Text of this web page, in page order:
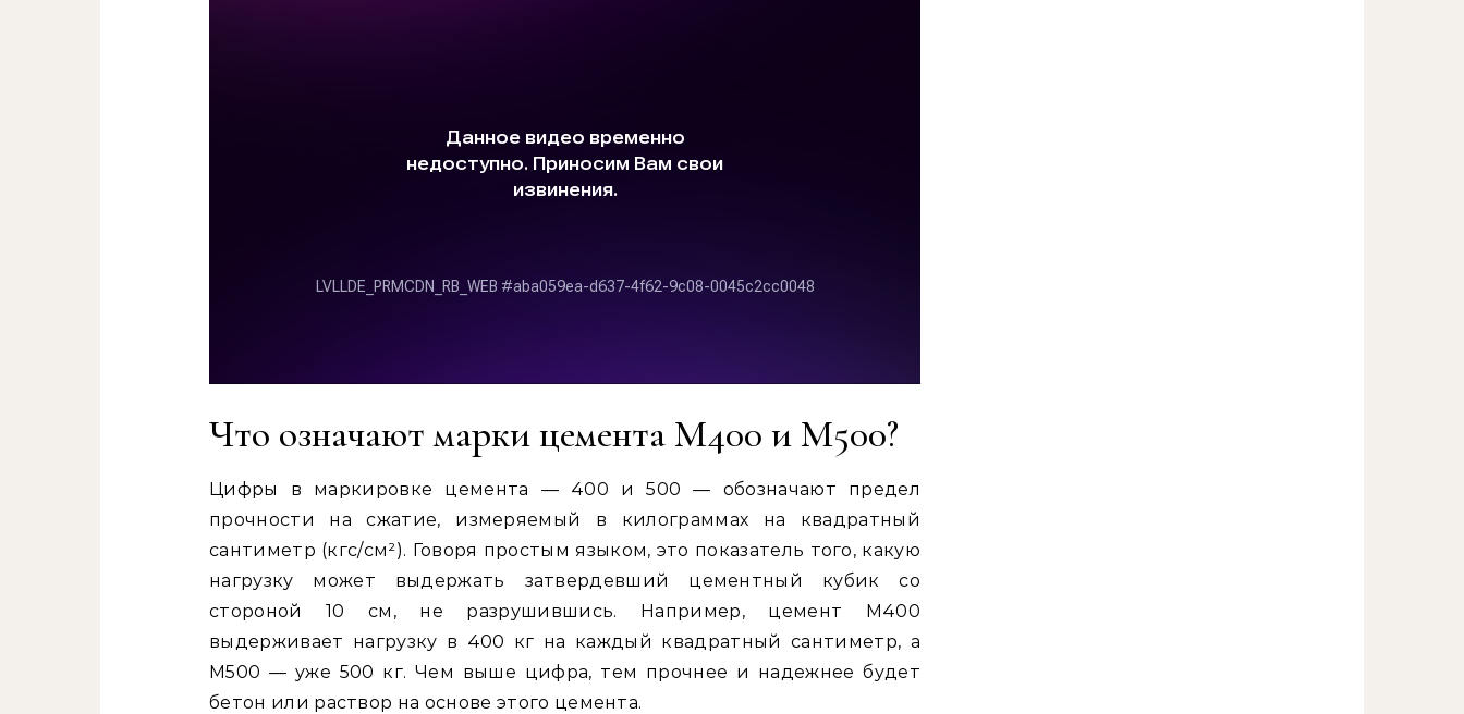
Что означают марки цемента М400 и М500?
Цифры в маркировке цемента — 400 и 500 — обозначают предел
прочности на сжатие, измеряемый в килограммах на квадратный
сантиметр (кгс/см²). Говоря простым языком, это показатель того, какую
нагрузку может выдержать затвердевший цементный кубик со
стороной 10 см, не разрушившись. Например, цемент М400
выдерживает нагрузку в 400 кг на каждый квадратный сантиметр, а
М500 — уже 500 кг. Чем выше цифра, тем прочнее и надежнее будет
бетон или раствор на основе этого цемента.